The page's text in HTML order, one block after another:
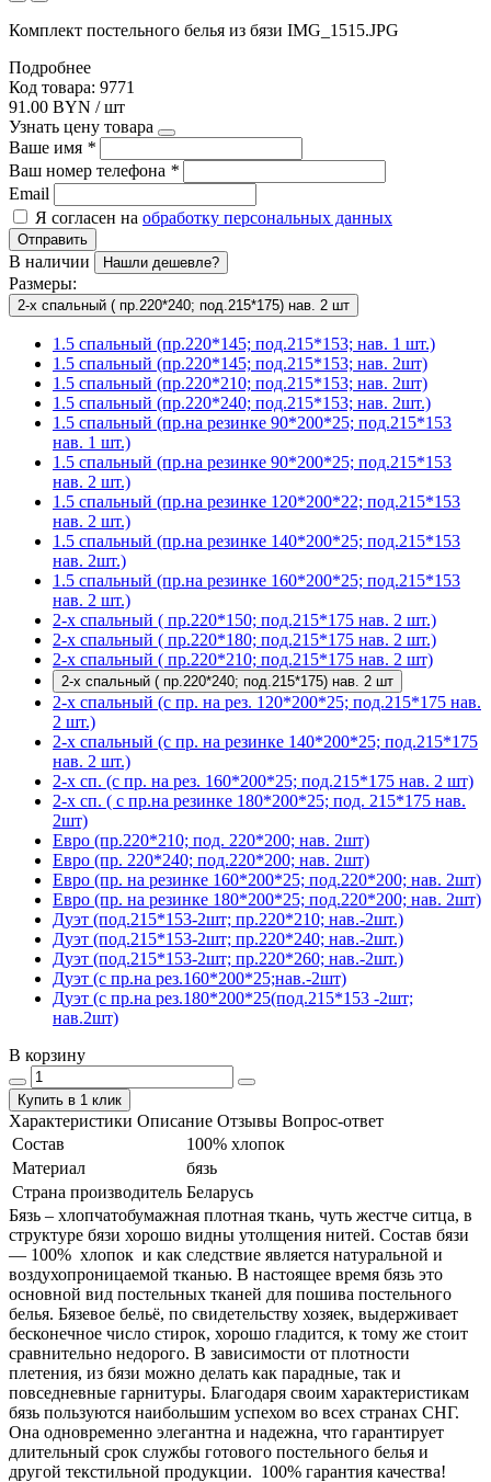
Комплект постельного белья из бязи IMG_1515.JPG
Подробнее
Код товара: 9771
91.00 BYN / шт
Узнать цену товара
Ваше имя *
Ваш номер телефона *
Email
Я согласен на обработку персональных данных
Отправить
В наличии Нашли дешевле?
Размеры:
2-х спальный ( пр.220*240; под.215*175) нав. 2 шт
1.5 спальный (пр.220*145; под.215*153; нав. 1 шт.)
1.5 спальный (пр.220*145; под.215*153; нав. 2шт)
1.5 спальный (пр.220*210; под.215*153; нав. 2шт)
1.5 спальный (пр.220*240; под.215*153; нав. 2шт.)
1.5 спальный (пр.на резинке 90*200*25; под.215*153
нав. 1 шт.)
1.5 спальный (пр.на резинке 90*200*25; под.215*153
нав. 2 шт.)
1.5 спальный (пр.на резинке 120*200*22; под.215*153
нав. 2 шт.)
1.5 спальный (пр.на резинке 140*200*25; под.215*153
нав. 2шт.)
1.5 спальный (пр.на резинке 160*200*25; под.215*153
нав. 2 шт.)
2-х спальный ( пр.220*150; под.215*175 нав. 2 шт.)
2-х спальный ( пр.220*180; под.215*175 нав. 2 шт.)
2-х спальный ( пр.220*210; под.215*175 нав. 2 шт)
2-х спальный ( пр.220*240; под.215*175) нав. 2 шт
2-х спальный (с пр. на рез. 120*200*25; под.215*175 нав.
2 шт.)
2-х спальный (с пр. на резинке 140*200*25; под.215*175
нав. 2 шт.)
2-х сп. (с пр. на рез. 160*200*25; под.215*175 нав. 2 шт)
2-х сп. ( с пр.на резинке 180*200*25; под. 215*175 нав.
2шт)
Евро (пр.220*210; под. 220*200; нав. 2шт)
Евро (пр. 220*240; под.220*200; нав. 2шт)
Евро (пр. на резинке 160*200*25; под.220*200; нав. 2шт)
Евро (пр. на резинке 180*200*25; под.220*200; нав. 2шт)
Дуэт (под.215*153-2шт; пр.220*210; нав.-2шт.)
Дуэт (под.215*153-2шт; пр.220*240; нав.-2шт.)
Дуэт (под.215*153-2шт; пр.220*260; нав.-2шт.)
Дуэт (с пр.на рез.160*200*25;нав.-2шт)
Дуэт (с пр.на рез.180*200*25(под.215*153 -2шт;
нав.2шт)
В корзину
Купить в 1 клик
Характеристики Описание Отзывы Вопрос-ответ
Состав
100% хлопок
Материал
бязь
Страна производитель Беларусь
Бязь – хлопчатобумажная плотная ткань, чуть жестче ситца, в
структуре бязи хорошо видны утолщения нитей. Состав бязи
― 100% хлопок и как следствие является натуральной и
воздухопроницаемой тканью. В настоящее время бязь это
основной вид постельных тканей для пошива постельного
белья. Бязевое бельё, по свидетельству хозяек, выдерживает
бесконечное число стирок, хорошо гладится, к тому же стоит
сравнительно недорого. В зависимости от плотности
плетения, из бязи можно делать как парадные, так и
повседневные гарнитуры. Благодаря своим характеристикам
бязь пользуются наибольшим успехом во всех странах СНГ.
Она одновременно элегантна и надежна, что гарантирует
длительный срок службы готового постельного белья и
другой текстильной продукции. 100% гарантия качества!